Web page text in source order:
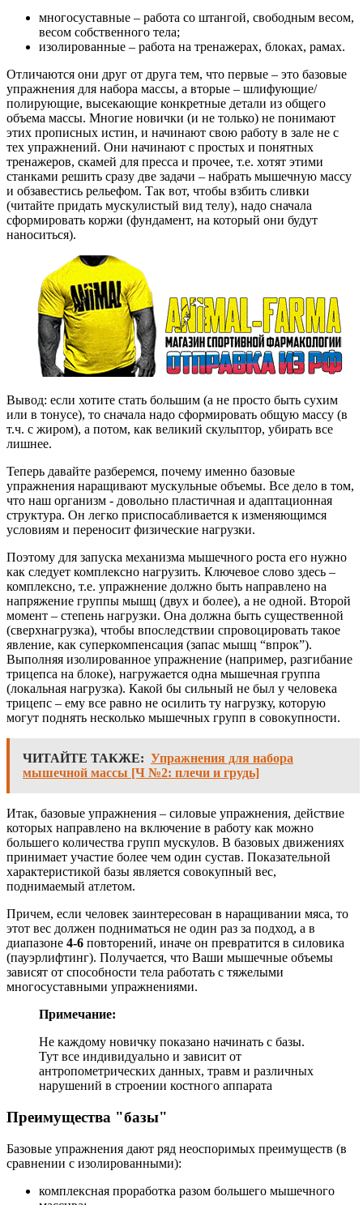
многосуставные – работа со штангой, свободным весом,
весом собственного тела;
изолированные – работа на тренажерах, блоках, рамах.
Отличаются они друг от друга тем, что первые – это базовые
упражнения для набора массы, а вторые – шлифующие/
полирующие, высекающие конкретные детали из общего
объема массы. Многие новички (и не только) не понимают
этих прописных истин, и начинают свою работу в зале не с
тех упражнений. Они начинают с простых и понятных
тренажеров, скамей для пресса и прочее, т.е. хотят этими
станками решить сразу две задачи – набрать мышечную массу
и обзавестись рельефом. Так вот, чтобы взбить сливки
(читайте придать мускулистый вид телу), надо сначала
сформировать коржи (фундамент, на который они будут
наноситься).
Вывод: если хотите стать большим (а не просто быть сухим
или в тонусе), то сначала надо сформировать общую массу (в
т.ч. с жиром), а потом, как великий скульптор, убирать все
лишнее.
Теперь давайте разберемся, почему именно базовые
упражнения наращивают мускульные объемы. Все дело в том,
что наш организм - довольно пластичная и адаптационная
структура. Он легко приспосабливается к изменяющимся
условиям и переносит физические нагрузки.
Поэтому для запуска механизма мышечного роста его нужно
как следует комплексно нагрузить. Ключевое слово здесь –
комплексно, т.е. упражнение должно быть направлено на
напряжение группы мышц (двух и более), а не одной. Второй
момент – степень нагрузки. Она должна быть существенной
(сверхнагрузка), чтобы впоследствии спровоцировать такое
явление, как суперкомпенсация (запас мышц “впрок”).
Выполняя изолированное упражнение (например, разгибание
трицепса на блоке), нагружается одна мышечная группа
(локальная нагрузка). Какой бы сильный не был у человека
трицепс – ему все равно не осилить ту нагрузку, которую
могут поднять несколько мышечных групп в совокупности.
ЧИТАЙТЕ ТАКЖЕ: Упражнения для набора
мышечной массы [Ч №2: плечи и грудь]
Итак, базовые упражнения – силовые упражнения, действие
которых направлено на включение в работу как можно
большего количества групп мускулов. В базовых движениях
принимает участие более чем один сустав. Показательной
характеристикой базы является совокупный вес,
поднимаемый атлетом.
Причем, если человек заинтересован в наращивании мяса, то
этот вес должен подниматься не один раз за подход, а в
диапазоне 4-6 повторений, иначе он превратится в силовика
(пауэрлифтинг). Получается, что Ваши мышечные объемы
зависят от способности тела работать с тяжелыми
многосуставными упражнениями.
Примечание:
Не каждому новичку показано начинать с базы.
Тут все индивидуально и зависит от
антропометрических данных, травм и различных
нарушений в строении костного аппарата
Преимущества "базы"
Базовые упражнения дают ряд неоспоримых преимуществ (в
сравнении с изолированными):
комплексная проработка разом большего мышечного